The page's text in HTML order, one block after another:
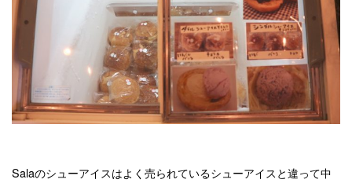
Salaのシューアイスはよく売られているシューアイスと違って中